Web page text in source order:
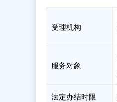
受理机构
服务对象
法定办结时限